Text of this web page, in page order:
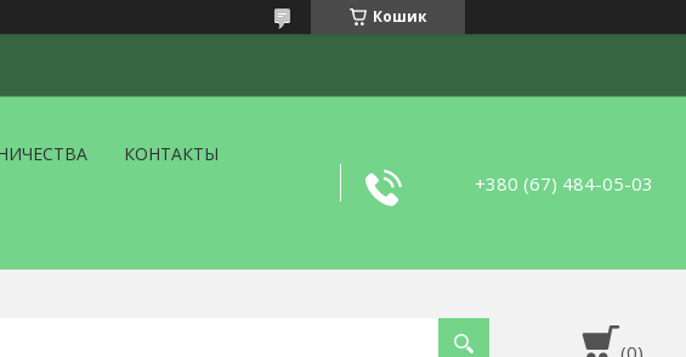
Кошик
КОНТАКТЫ
+380 (67) 484-05-03